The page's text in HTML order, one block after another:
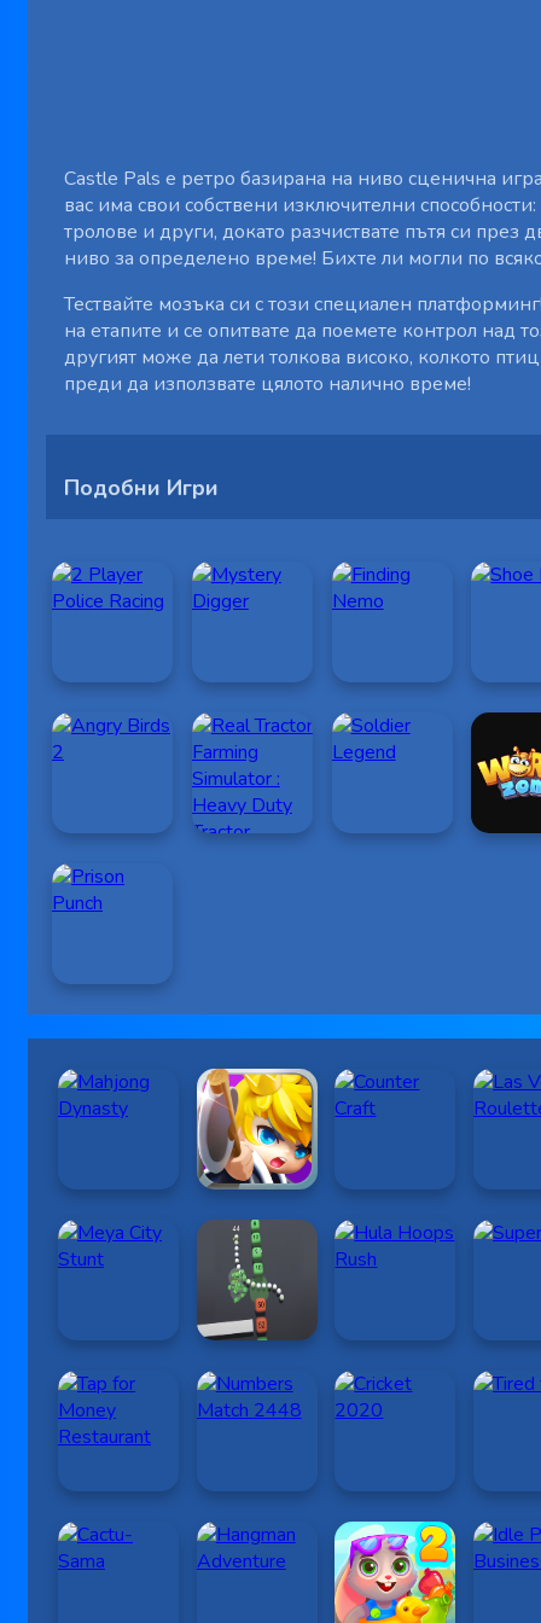
Castle Pals е ретро базирана на ниво сценична
вас има свои собствени изключителни
тролове и други, докато разчиствате пътя си
ниво за определено време! Бихте ли могли по
Тествайте мозъка си с този специален
на етапите и се опитвате да поемете контрол над
другият може да лети толкова високо, колкото
преди да използвате цялото налично време!
Подобни Игри